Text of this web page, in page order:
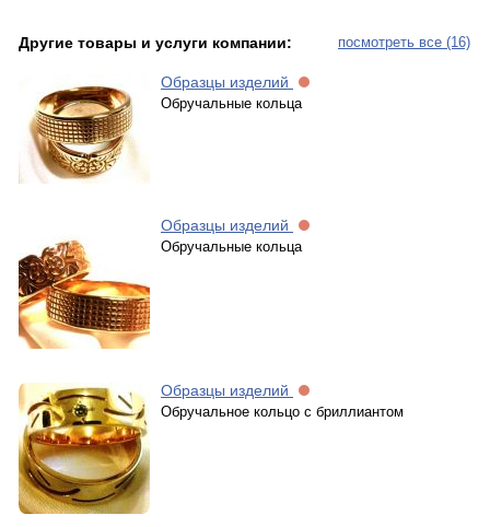
посмотреть все (16)
Другие товары и услуги компании:
Образцы изделий
Обручальные кольца
Образцы изделий
Обручальные кольца
Образцы изделий
Обручальное кольцо с бриллиантом